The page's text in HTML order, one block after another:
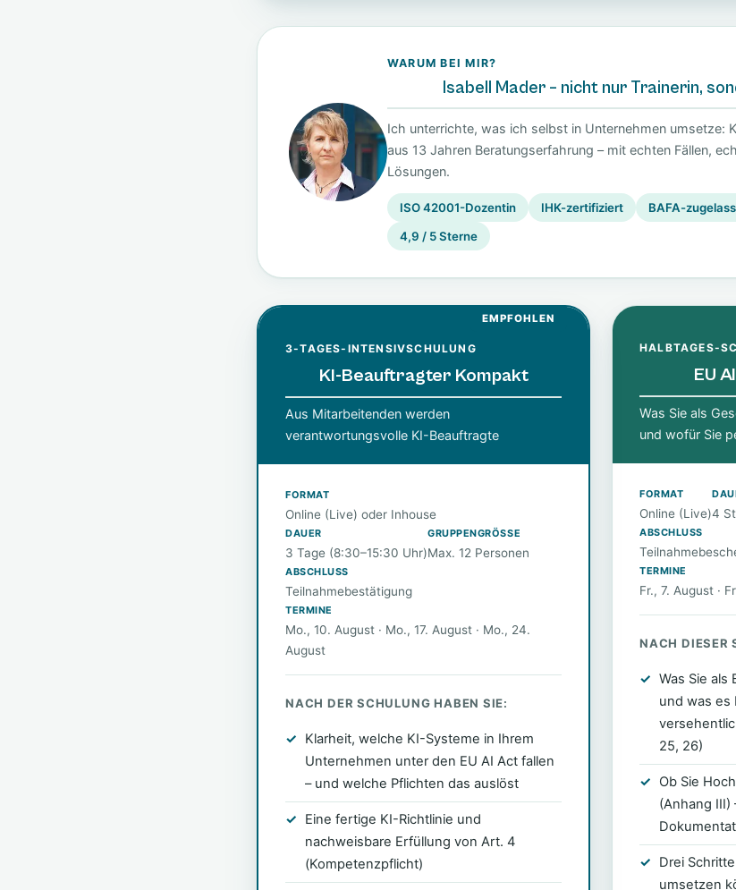
WARUM BEI MIR?
Isabell Mader – nicht nur Trainerin,
Ich unterrichte, was ich selbst in Unternehmen umsetze:
aus 13 Jahren Beratungserfahrung – mit echten Fällen,
Lösungen.
ISO 42001-Dozentin IHK-zertifiziert BAFA-
4,9 / 5 Sterne
EMPFOHLEN
3-TAGES-INTENSIVSCHULUNG
KI-Beauftragter Kompakt
Aus Mitarbeitenden werden
verantwortungsvolle KI-Beauftragte
FORMAT
Online (Live) oder Inhouse
DAUER
3 Tage (8:30–15:30 Uhr)
GRUPPENGRÖSSE
Max. 12 Personen
ABSCHLUSS
Teilnahmebestätigung
TERMINE
Mo., 10. August · Mo., 17. August · Mo., 24.
August
NACH DER SCHULUNG HABEN SIE:
Klarheit, welche KI-Systeme in Ihrem
Unternehmen unter den EU AI Act fallen
– und welche Pflichten das auslöst
Eine fertige KI-Richtlinie und
nachweisbare Erfüllung von Art. 4
(Kompetenzpflicht)
HALBTAGES-
EU
Was Sie als
und wofür Sie
FORMAT
Online (Live)4
ABSCHLUSS
TERMINE
Fr., 7. August ·
NACH DIESER
Was Sie als
und was es
25, 26)
Ob Sie
(Anhang III)
Drei
umsetzen